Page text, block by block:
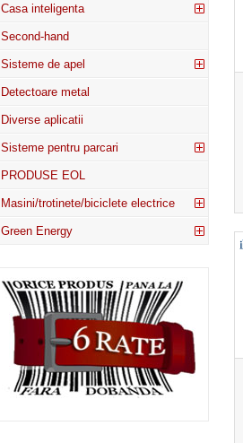
Casa inteligenta
Second-hand
Sisteme de apel
Detectoare metal
Diverse aplicatii
Sisteme pentru parcari
PRODUSE EOL
Masini/trotinete/biciclete electrice
Green Energy